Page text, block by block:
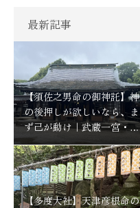
最新記事
【須佐之男命の御神託】神
の後押しが欲しいなら、ま
ず己が動け｜武蔵一宮・氷
川神社
【多度大社】天津彦根命の